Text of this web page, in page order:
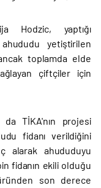
Hodzic, yaptığı
yetiştirilen
toplamda elde
çiftçiler için
TİKA'nın projesi
fidanı verildiğini
alarak ahududuyu
fidanın ekili olduğu
son derece